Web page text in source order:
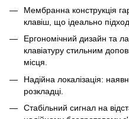
Мембранна конструкція
клавіш, що ідеально
Ергономічний дизайн та
клавіатуру стильним
місця.
Надійна локалізація:
розкладці.
Стабільний сигнал на